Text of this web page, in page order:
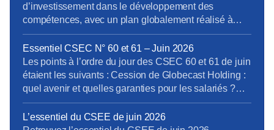
d’investissement dans le développement des
compétences, avec un plan globalement réalisé à
97% et un taux d’accès à la formation très élevé.
L’offre a été structurée autour de grandes priorités
stratégiques comme la cybersécurité, la data et l’IA, la
« softwarisation », la RSE, le management et les
compétences […]
Essentiel CSEC N° 60 et 61 – Juin 2026
Les points à l’ordre du jour des CSEC 60 et 61 de juin
étaient les suivants : Cession de Globecast Holding :
quel avenir et quelles garanties pour les salariés ?
Orange Gardens – Châtillon : réaménagement du site,
quels impacts concrets pour les équipes ? Plan de
L’essentiel du CSEE de juin 2026